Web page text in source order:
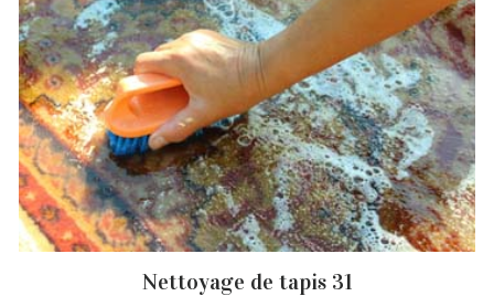
Nettoyage de tapis 31